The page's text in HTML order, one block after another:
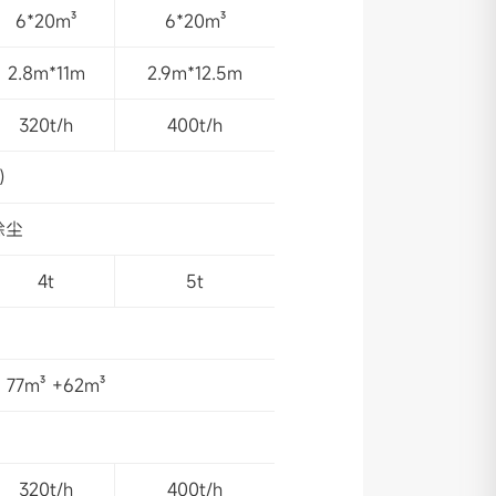
6*20m³ 6*20m³
2.8m*11m 2.9m*12.5m
320t/h 400t/h
尘
4t 5t
77m³ +62m³
320t/h 400t/h